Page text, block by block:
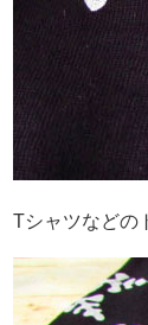
Tシャツなどの